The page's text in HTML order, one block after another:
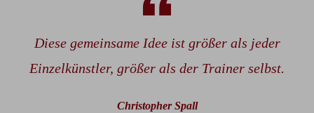
Diese gemeinsame Idee ist größer als jeder
Einzelkünstler, größer als der Trainer selbst.
Christopher Spall